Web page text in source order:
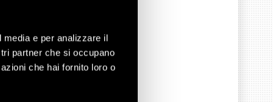
e per analizzare il
partner che si occupano
che hai fornito loro o